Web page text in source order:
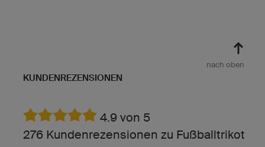
nach oben
KUNDENREZENSIONEN
4.9 von 5
276 Kundenrezensionen zu Fußballtrikot